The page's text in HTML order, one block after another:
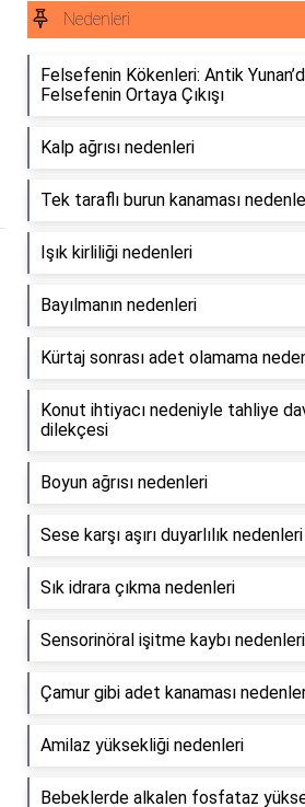
Nedenleri
Felsefenin Kökenleri: Antik
Felsefenin Ortaya Çıkışı
Kalp ağrısı nedenleri
Tek taraflı burun kanaması
Işık kirliliği nedenleri
Bayılmanın nedenleri
Kürtaj sonrası adet olamama
Konut ihtiyacı nedeniyle tahliye
dilekçesi
Boyun ağrısı nedenleri
Sese karşı aşırı duyarlılık nedenleri
Sık idrara çıkma nedenleri
Sensorinöral işitme kaybı nedenleri
Çamur gibi adet kanaması
Amilaz yüksekliği nedenleri
Bebeklerde alkalen fosfataz